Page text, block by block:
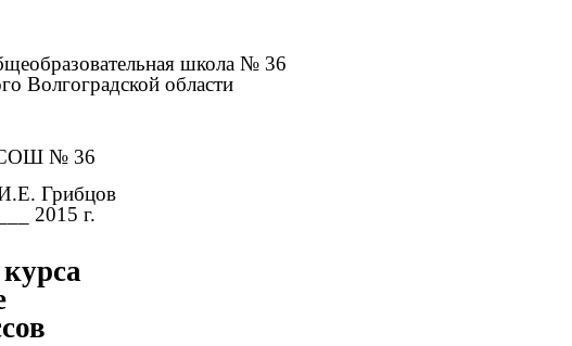
школа № 36
Волгоградской области
№ 36
Грибцов
2015 г.